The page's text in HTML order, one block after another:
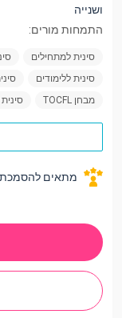
ושנייה
התמחות מורים:
סינית למתחילים
סינית ללימודים
מבחן TOCFL
מתאים להסמכת